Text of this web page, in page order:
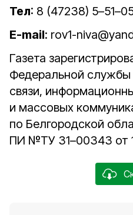
Тел: 8 (47238)
E-mail: rov1-
Газета
Федеральной службы
связи,
и массовых
по Белгородской
ПИ №ТУ 31–00343 от